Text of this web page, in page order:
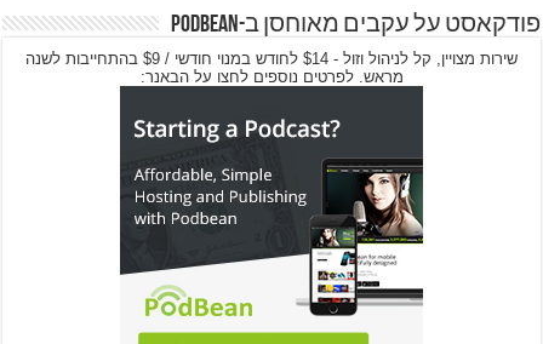
פודקאסט על עקבים מאוחסן ב-PodBean
שירות מצויין, קל לניהול וזול - $14 לחודש במנוי חודשי / $9 בהתחייבות לשנה
מראש. לפרטים נוספים לחצו על הבאנר: